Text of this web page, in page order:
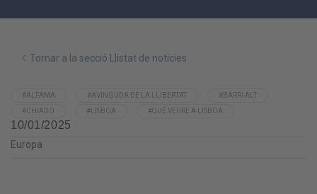
Tornar a la secció Llistat de notícies
#ALFAMA #AVINGUDA DE LA LLIBERTAT
#BARRI ALT
#CHIADO
#LISBOA #QUÈ VEURE A LISBOA
10/01/2025
Europa